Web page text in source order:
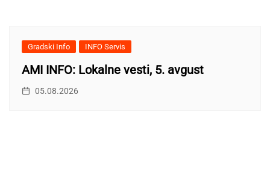
Gradski Info INFO Servis
AMI INFO: Lokalne vesti, 5. avgust
05.08.2026